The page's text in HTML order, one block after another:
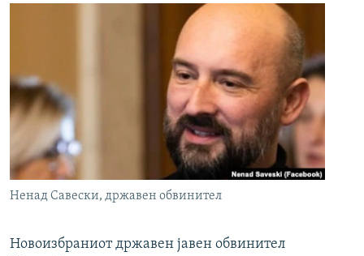
Ненад Савески, државен обвинител
Новоизбраниот државен јавен обвинител